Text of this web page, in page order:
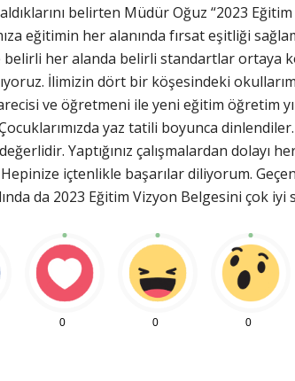
belirten Müdür Oğuz “2023
eğitimin her alanında fırsat eşitliği
belirli her alanda belirli standartlar ortaya
İlimizin dört bir köşesindeki
ve öğretmeni ile yeni eğitim öğretim
yaz tatili boyunca
Yaptığınız çalışmalardan dolayı
içtenlikle başarılar diliyorum.
da 2023 Eğitim Vizyon Belgesini çok
0 0 0
Şubat - 20 Mart) (21 Mart